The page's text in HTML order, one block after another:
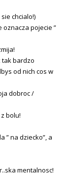
chcialo!)
oznacza pojecie ”
tak bardzo
od nich cos w
dobroc /
bolu!
” na dziecko”, a
mentalnosc!